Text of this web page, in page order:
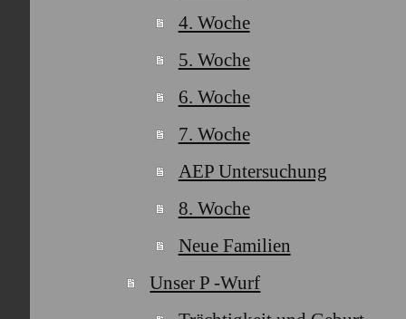
4. Woche
5. Woche
6. Woche
7. Woche
AEP Untersuchung
8. Woche
Neue Familien
Unser P -Wurf